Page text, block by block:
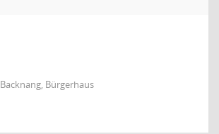
Backnang, Bürgerhaus